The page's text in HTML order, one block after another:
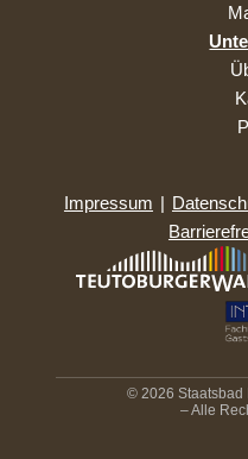
Impressum |
© 2026 Staatsbad
– Alle